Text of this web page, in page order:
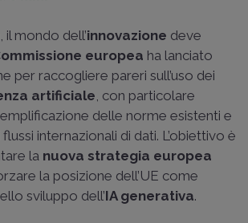
il mondo dell’innovazione deve
europea ha lanciato
per raccogliere pareri sull’uso dei
artificiale, con particolare
delle norme esistenti e
internazionali di dati. L’obiettivo è
la nuova strategia europea
la posizione dell’UE come
sviluppo dell’IA generativa.